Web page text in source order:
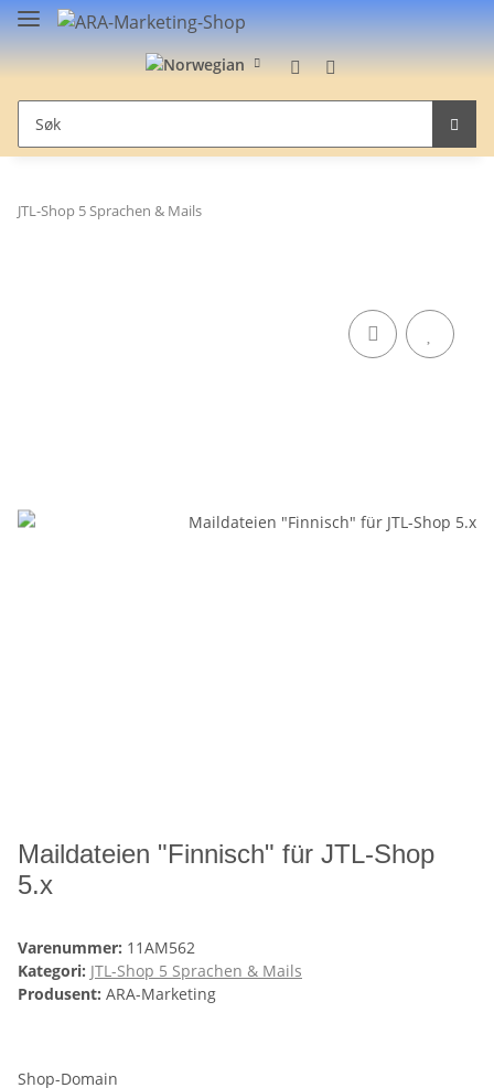
JTL-Shop 5 Sprachen & Mails
Maildateien "Finnisch" für JTL-Shop
5.x
Varenummer: 11AM562
Kategori: JTL-Shop 5 Sprachen & Mails
Produsent: ARA-Marketing
Shop-Domain